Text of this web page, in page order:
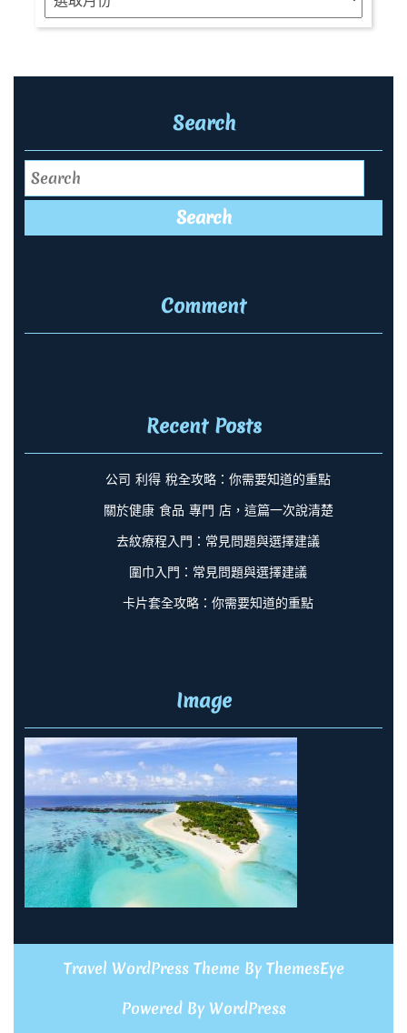
Search
Search
Comment
Recent Posts
公司 利得 稅全攻略：你需要知道的重點
關於健康 食品 專門 店，這篇一次說清楚
去紋療程入門：常見問題與選擇建議
圍巾入門：常見問題與選擇建議
卡片套全攻略：你需要知道的重點
Image
Travel WordPress ThemeBy ThemesEye
Powered By WordPress